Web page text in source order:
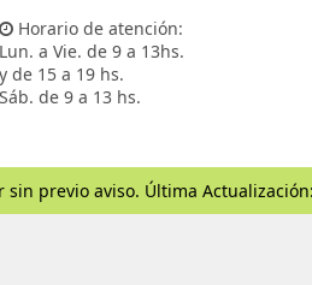
Horario de atención:
Lun. a Vie. de 9 a 13hs.
y de 15 a 19 hs.
Sáb. de 9 a 13 hs.
previo aviso. Última